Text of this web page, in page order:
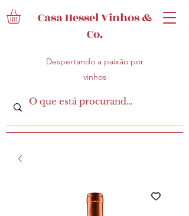
Casa Hessel Vinhos &
Co.
Despertando a paixão por
vinhos